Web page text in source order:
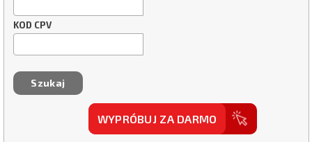
KOD CPV
WYPRÓBUJ ZA DARMO